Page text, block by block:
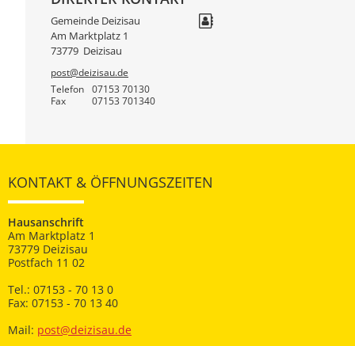
Gemeinde Deizisau
Am Marktplatz 1
73779 Deizisau
post@deizisau.de
Telefon
07153 70130
Fax 07153 701340
KONTAKT & ÖFFNUNGSZEITEN
Hausanschrift
Am Marktplatz 1
73779 Deizisau
Postfach 11 02
Tel.: 07153 - 70 13 0
Fax: 07153 - 70 13 40
Mail: post@deizisau.de